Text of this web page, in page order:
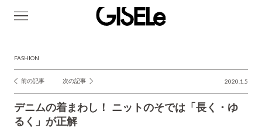
FASHION
投
稿
ナ
前の記事 次の記事 2020.1.5
デニムの着まわし！ ニットのそでは「長く・ゆ
るく」が正解